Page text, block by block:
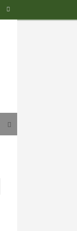
nach:
Suchen
Suchen